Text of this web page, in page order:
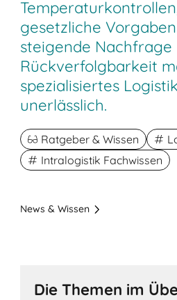
gesetzliche
steigende Nachfrage
Rückverfolgbarkeit
spezialisiertes
unerlässlich.
Ratgeber & Wissen
Intralogistik Fachwissen
News & Wissen
Die Themen im